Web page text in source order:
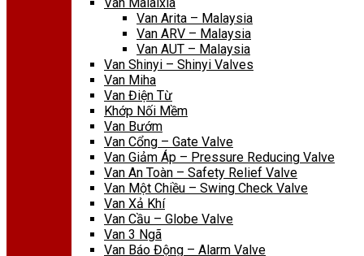
Van Arita – Malaysia
Van ARV – Malaysia
Van AUT – Malaysia
Van Shinyi – Shinyi Valves
Van Miha
Van Điện Từ
Khớp Nối Mềm
Van Bướm
Van Cổng – Gate Valve
Van Giảm Áp – Pressure Reducing Valve
Van An Toàn – Safety Relief Valve
Van Một Chiều – Swing Check Valve
Van Xả Khí
Van Cầu – Globe Valve
Van 3 Ngã
Van Báo Động – Alarm Valve